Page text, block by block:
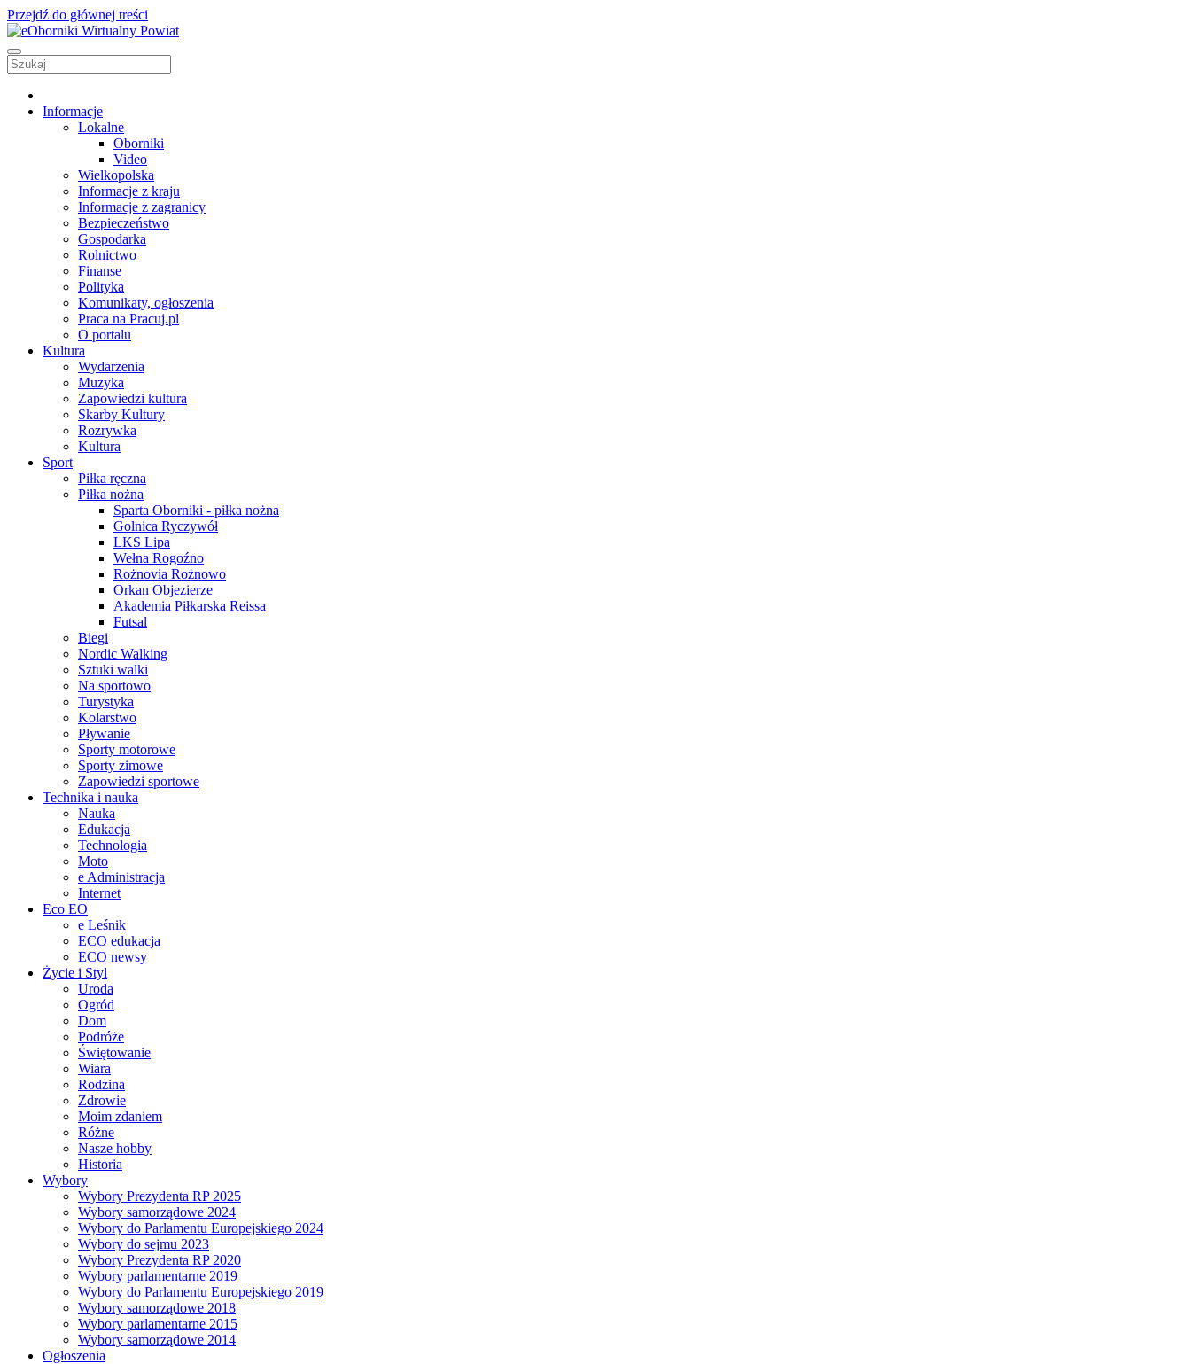
Przejdź do głównej treści
Informacje
Lokalne
Oborniki
Video
Wielkopolska
Informacje z kraju
Informacje z zagranicy
Bezpieczeństwo
Gospodarka
Rolnictwo
Finanse
Polityka
Komunikaty, ogłoszenia
Praca na Pracuj.pl
O portalu
Kultura
Wydarzenia
Muzyka
Zapowiedzi kultura
Skarby Kultury
Rozrywka
Kultura
Sport
Piłka ręczna
Piłka nożna
Sparta Oborniki - piłka nożna
Golnica Ryczywół
LKS Lipa
Wełna Rogoźno
Rożnovia Rożnowo
Orkan Objezierze
Akademia Piłkarska Reissa
Futsal
Biegi
Nordic Walking
Sztuki walki
Na sportowo
Turystyka
Kolarstwo
Pływanie
Sporty motorowe
Sporty zimowe
Zapowiedzi sportowe
Technika i nauka
Nauka
Edukacja
Technologia
Moto
e Administracja
Internet
Eco EO
e Leśnik
ECO edukacja
ECO newsy
Życie i Styl
Uroda
Ogród
Dom
Podróże
Świętowanie
Wiara
Rodzina
Zdrowie
Moim zdaniem
Różne
Nasze hobby
Historia
Wybory
Wybory Prezydenta RP 2025
Wybory samorządowe 2024
Wybory do Parlamentu Europejskiego 2024
Wybory do sejmu 2023
Wybory Prezydenta RP 2020
Wybory parlamentarne 2019
Wybory do Parlamentu Europejskiego 2019
Wybory samorządowe 2018
Wybory parlamentarne 2015
Wybory samorządowe 2014
Ogłoszenia